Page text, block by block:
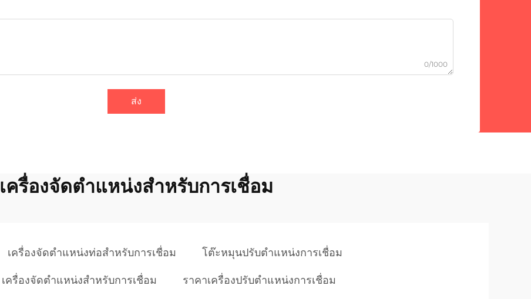
0/1000
ส่ง
เครื่องจัดตำแหน่งสำหรับการเชื่อม
เครื่องจัดตำแหน่งท่อสำหรับการเชื่อม โต๊ะหมุนปรับตำแหน่งการเชื่อม
เครื่องจัดตำแหน่งสำหรับการเชื่อม ราคาเครื่องปรับตำแหน่งการเชื่อม